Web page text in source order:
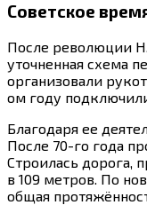
Советское
После революции
уточненная схема
организовали
ом году
Благодаря ее
После 70-го года
Строилась дорога,
в 109 метров. По
общая